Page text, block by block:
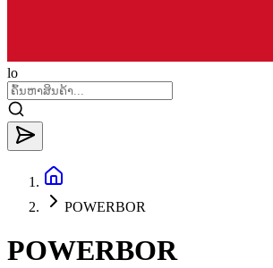
lo
POWERBOR
POWERBOR